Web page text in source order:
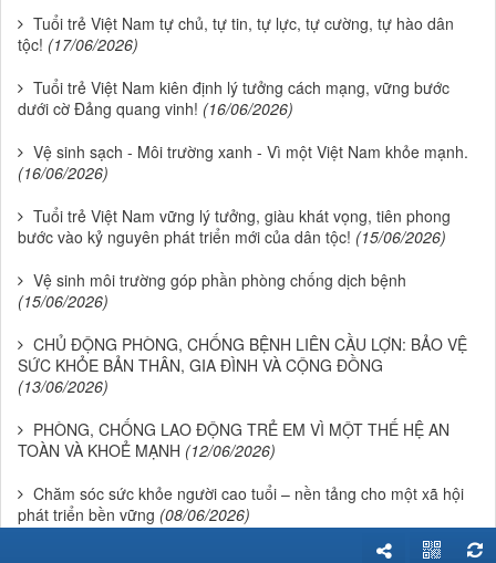
Tuổi trẻ Việt Nam tự chủ, tự tin, tự lực, tự cường, tự hào dân
tộc! (17/06/2026)
Tuổi trẻ Việt Nam kiên định lý tưởng cách mạng, vững bước
dưới cờ Đảng quang vinh! (16/06/2026)
Vệ sinh sạch - Môi trường xanh - Vì một Việt Nam khỏe mạnh.
(16/06/2026)
Tuổi trẻ Việt Nam vững lý tưởng, giàu khát vọng, tiên phong
bước vào kỷ nguyên phát triển mới của dân tộc! (15/06/2026)
Vệ sinh môi trường góp phần phòng chống dịch bệnh
(15/06/2026)
CHỦ ĐỘNG PHÒNG, CHỐNG BỆNH LIÊN CẦU LỢN: BẢO VỆ
SỨC KHỎE BẢN THÂN, GIA ĐÌNH VÀ CỘNG ĐỒNG
(13/06/2026)
PHÒNG, CHỐNG LAO ĐỘNG TRẺ EM VÌ MỘT THẾ HỆ AN
TOÀN VÀ KHOẺ MẠNH (12/06/2026)
Chăm sóc sức khỏe người cao tuổi – nền tảng cho một xã hội
phát triển bền vững (08/06/2026)
10 LỜI KHUYÊN DINH DƯỠNG HỢP LÝ ĐẾN NĂM 2030